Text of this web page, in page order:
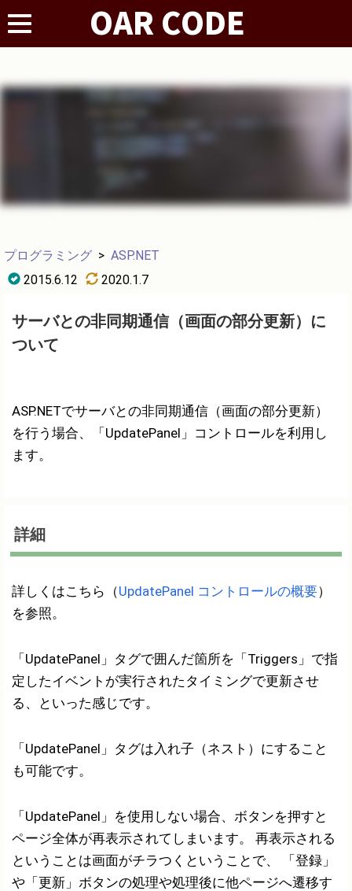
プログラミング > ASP.NET
2015.6.12
2020.1.7
サーバとの非同期通信（画面の部分更新）に
ついて
ASP.NETでサーバとの非同期通信（画面の部分更新）
を行う場合、「UpdatePanel」コントロールを利用し
ます。
詳細
詳しくはこちら（UpdatePanel コントロールの概要）
を参照。
「UpdatePanel」タグで囲んだ箇所を「Triggers」で指
定したイベントが実行されたタイミングで更新させ
る、といった感じです。
「UpdatePanel」タグは入れ子（ネスト）にすること
も可能です。
「UpdatePanel」を使用しない場合、ボタンを押すと
ページ全体が再表示されてしまいます。 再表示される
ということは画面がチラつくということで、 「登録」
や「更新」ボタンの処理や処理後に他ページへ遷移す